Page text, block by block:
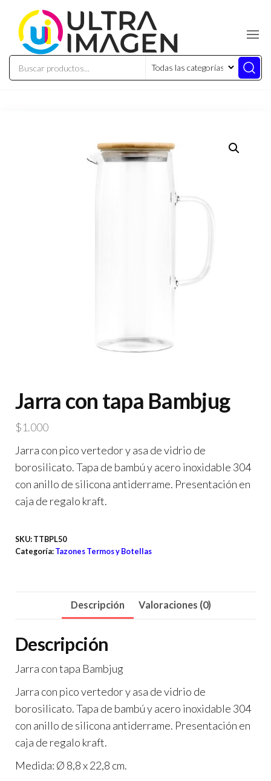
Jarra con tapa Bambjug
$1.000
Jarra con pico vertedor y asa de vidrio de
borosilicato. Tapa de bambú y acero inoxidable 304
con anillo de silicona antiderrame. Presentación en
caja de regalo kraft.
SKU: TTBPL50
Categoría: Tazones Termos y Botellas
Descripción Valoraciones (0)
Descripción
Jarra con tapa Bambjug
Jarra con pico vertedor y asa de vidrio de
borosilicato. Tapa de bambú y acero inoxidable 304
con anillo de silicona antiderrame. Presentación en
caja de regalo kraft.
Medida: Ø 8,8 x 22,8 cm.